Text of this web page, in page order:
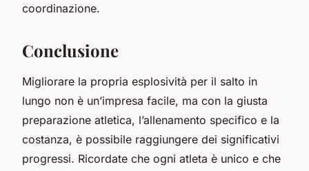
coordinazione.
Conclusione
Migliorare la propria esplosività per il salto in
lungo non è un’impresa facile, ma con la giusta
preparazione atletica, l’allenamento specifico e la
costanza, è possibile raggiungere dei significativi
progressi. Ricordate che ogni atleta è unico e che